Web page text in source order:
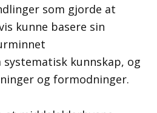
som gjorde at
kunne basere sin
systematisk kunnskap, og
og formodninger.